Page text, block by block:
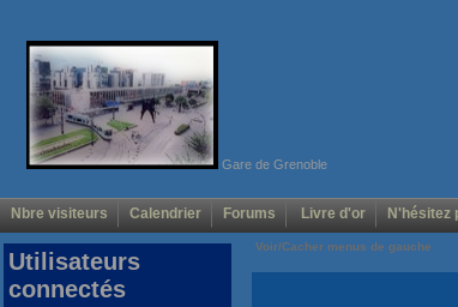
Gare de Grenoble
Nbre visiteurs Calendrier Forums Livre d'or N'hésitez
Voir/Cacher menus de gauche
Utilisateurs
connectés